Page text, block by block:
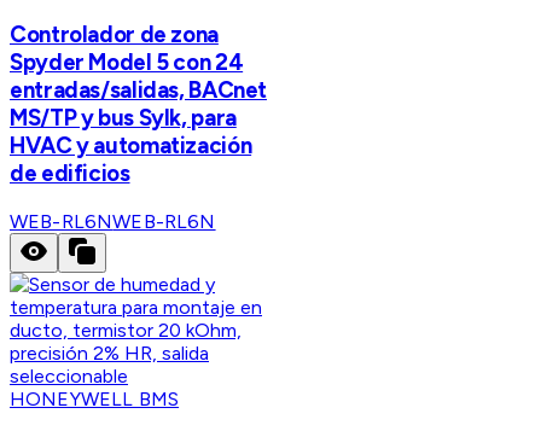
Controlador de zona
Spyder Model 5 con 24
entradas/salidas, BACnet
MS/TP y bus Sylk, para
HVAC y automatización
de edificios
WEB-RL6NWEB-RL6N
HONEYWELL BMS